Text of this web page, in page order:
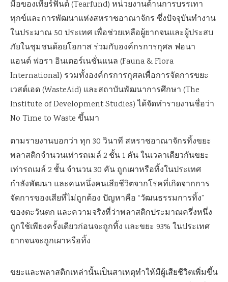
มือของเทียร์ฟันด์ (Tearfund) หน่วยงานด้านการบรรเทา
ทุกข์และการพัฒนาแห่งสหราชอาณาจักร ซึ่งปัจจุบันทำงาน
ในประมาณ 50 ประเทศ เพื่อช่วยเหลือผู้ยากจนและผู้ประสบ
ภัยในชุมชนด้อยโอกาส ร่วมกับองค์กรการกุศล ฟอนา
แอนด์ ฟอรา อินเตอร์เนชั่นแนล (Fauna & Flora
International) รวมทั้งองค์กรการกุศลเพื่อการจัดการขยะ
เวสต์เอด (WasteAid) และสถาบันพัฒนาการศึกษา (The
Institute of Development Studies) ได้จัดทำรายงานชื่อว่า
No Time to Waste ขึ้นมา
ตามรายงานบอกว่า ทุก 30 วินาที สหราชอาณาจักรทิ้งขยะ
พลาสติกจำนวนเท่ารถเมล์ 2 ชั้น 1 คัน ในเวลาเดียวกันขยะ
เท่ารถเมล์ 2 ชั้น จำนวน 30 คัน ถูกเผาหรือทิ้งในประเทศ
กำลังพัฒนา และคนหนึ่งคนเสียชีวิตจากโรคที่เกิดจากการ
จัดการของเสียที่ไม่ถูกต้อง ปัญหาคือ “วัฒนธรรมการทิ้ง”
ของตะวันตก และความจริงที่ว่าพลาสติกประมาณครึ่งหนึ่ง
ถูกใช้เพียงครั้งเดียวก่อนจะถูกทิ้ง และขยะ 93% ในประเทศ
ยากจนจะถูกเผาหรือทิ้ง
ขยะและพลาสติกเหล่านั้นเป็นสาเหตุทำให้มีผู้เสียชีวิตเพิ่มขึ้น